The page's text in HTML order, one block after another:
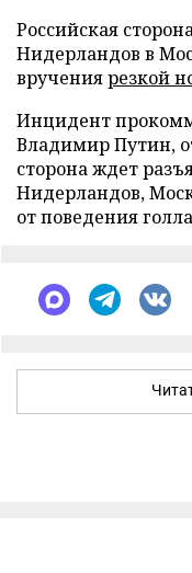
Российская
Нидерландов в
вручениярезкой
Инцидент
Владимир Путин,
сторона ждет
Нидерландов,
от поведения